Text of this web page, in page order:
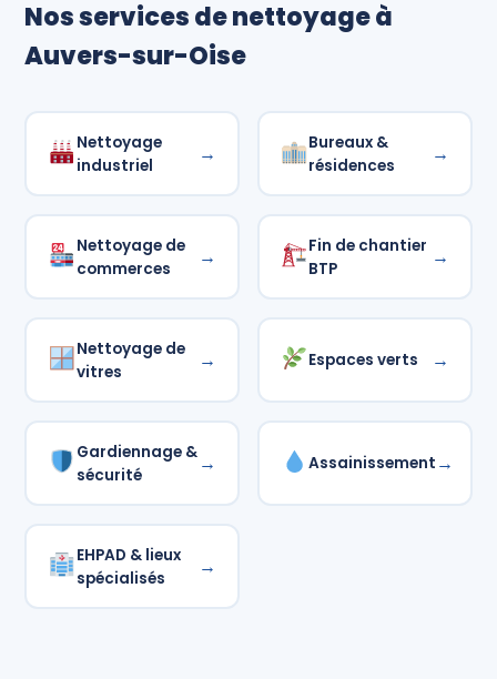
Nos services de nettoyage à
Auvers-sur-Oise
Nettoyage
industriel
→
Bureaux &
résidences
→
Nettoyage de
commerces
→
Fin de chantier
BTP
→
Nettoyage de
vitres
→ Espaces verts →
Gardiennage &
sécurité
→ Assainissement →
EHPAD & lieux
spécialisés
→